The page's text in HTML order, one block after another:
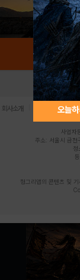
오늘하
회사소개 | 개인
사업자
주소: 서울시 금
헝그리앱의 콘텐츠 및